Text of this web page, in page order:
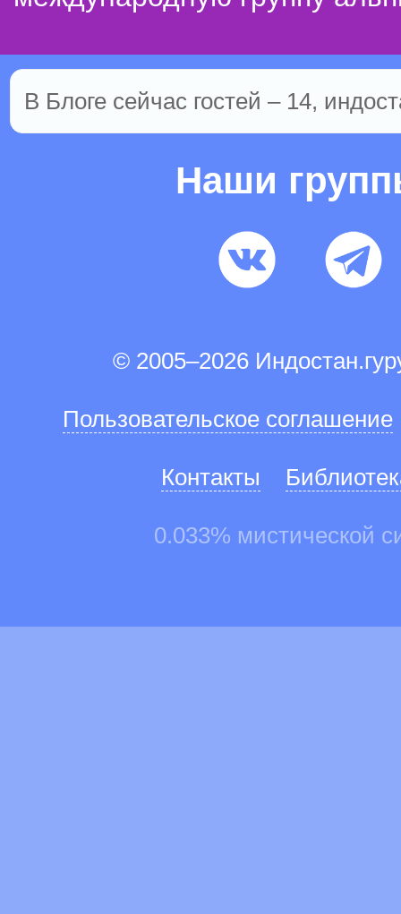
В Блоге сейчас гостей – 14,
Наши
© 2005–2026
Пользовательское соглашение
Контакты
0.033% мистической